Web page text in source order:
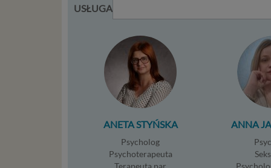
USŁUGA
ANETA STYŃSKA
Psycholog
Psychoterapeuta
Terapeuta par
ANNA
Twoje